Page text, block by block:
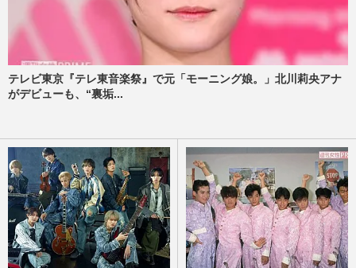
テレビ東京『テレ東音楽祭』で元「モーニング娘。」北川莉央アナ
がデビューも、“裏垢...